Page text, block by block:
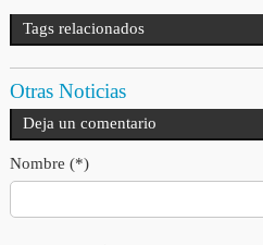
Tags relacionados
Otras Noticias
Deja un comentario
Nombre (*)